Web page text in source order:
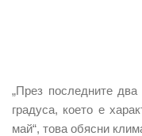
„През последните
градуса, което е
май“, това обясни